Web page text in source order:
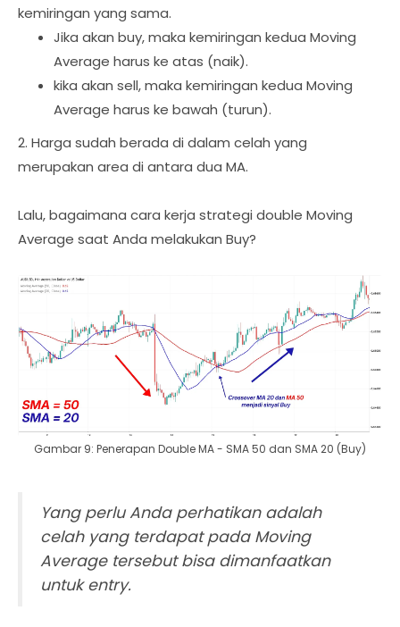
kemiringan yang sama.
Jika akan buy, maka kemiringan kedua Moving
Average harus ke atas (naik).
kika akan sell, maka kemiringan kedua Moving
Average harus ke bawah (turun).
2. Harga sudah berada di dalam celah yang
merupakan area di antara dua MA.
Lalu, bagaimana cara kerja strategi double Moving
Average saat Anda melakukan Buy?
Gambar 9: Penerapan Double MA - SMA 50 dan SMA 20 (Buy)
Yang perlu Anda perhatikan adalah
celah yang terdapat pada Moving
Average tersebut bisa dimanfaatkan
untuk entry.